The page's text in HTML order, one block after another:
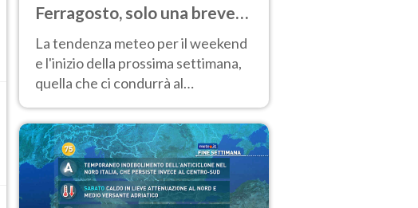
Ferragosto, solo una breve
pausa. Ecco dove
La tendenza meteo per il weekend
e l'inizio della prossima settimana,
quella che ci condurrà al
temperature molto elevate